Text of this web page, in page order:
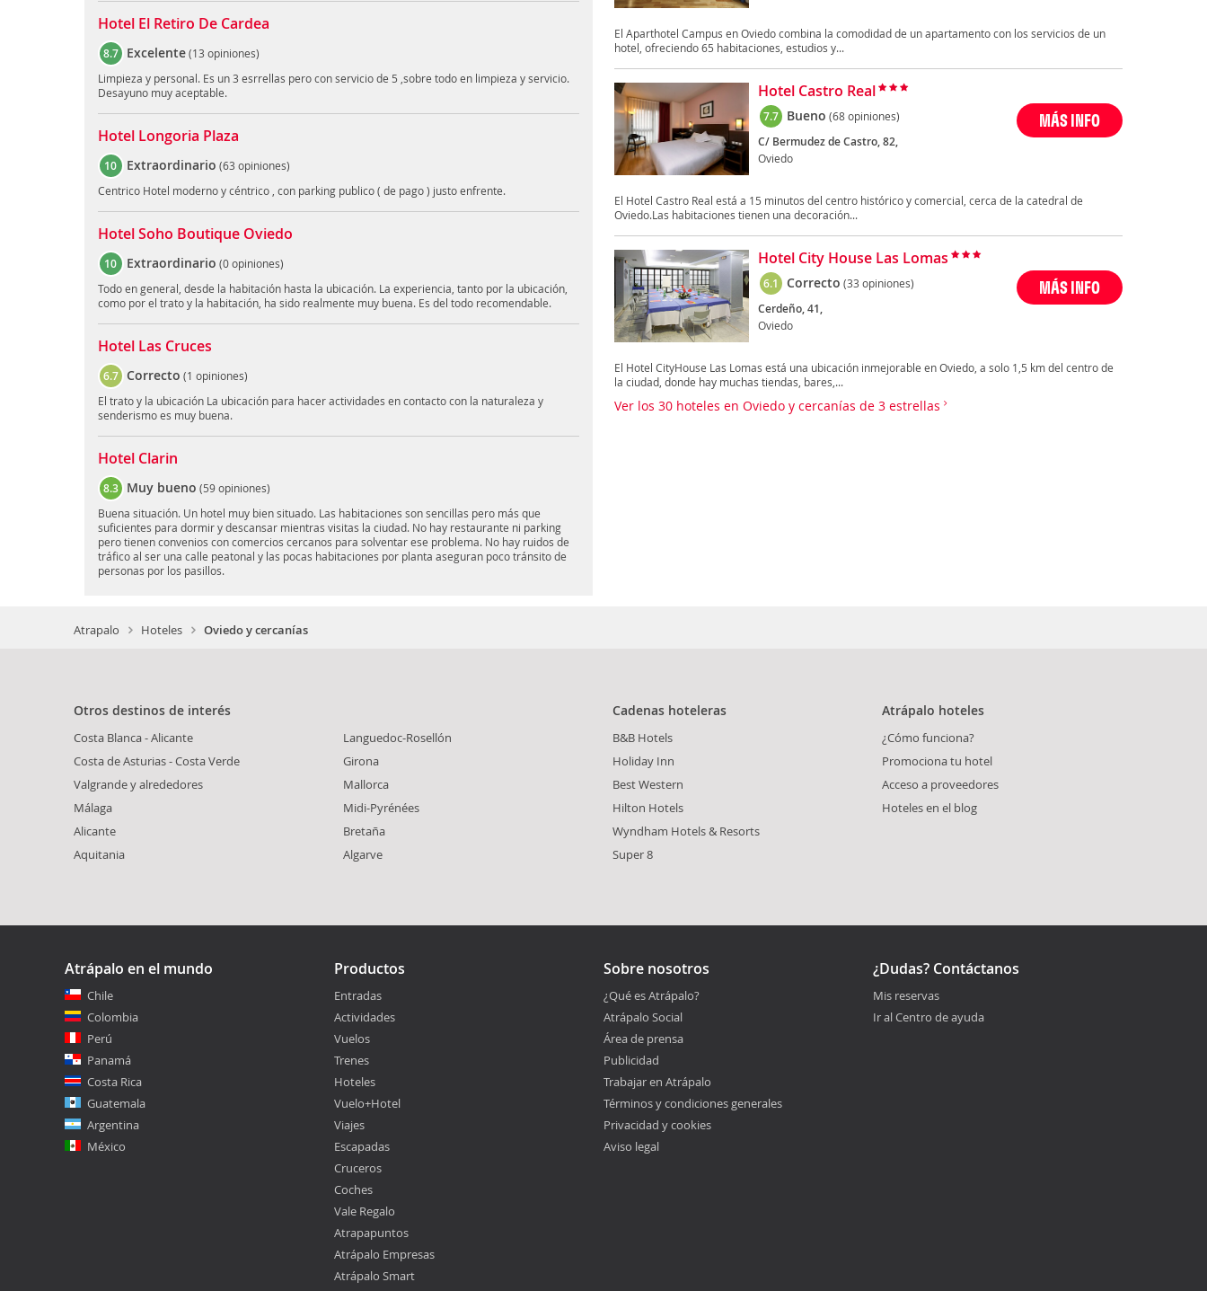
Hotel El Retiro De Cardea
8.7 Excelente(13 opiniones)
Limpieza y personal. Es un 3 esrrellas pero con servicio de 5 ,sobre todo en limpieza y servicio.
Desayuno muy aceptable.
Hotel Longoria Plaza
10 Extraordinario (63 opiniones)
Centrico Hotel moderno y céntrico , con parking publico ( de pago ) justo enfrente.
Hotel Soho Boutique Oviedo
10 Extraordinario (0 opiniones)
Todo en general, desde la habitación hasta la ubicación. La experiencia, tanto por la ubicación,
como por el trato y la habitación, ha sido realmente muy buena. Es del todo recomendable.
Hotel Las Cruces
6.7 Correcto (1 opiniones)
El trato y la ubicación La ubicación para hacer actividades en contacto con la naturaleza y
senderismo es muy buena.
Hotel Clarin
8.3 Muy bueno (59 opiniones)
Buena situación. Un hotel muy bien situado. Las habitaciones son sencillas pero más que
suficientes para dormir y descansar mientras visitas la ciudad. No hay restaurante ni parking
pero tienen convenios con comercios cercanos para solventar ese problema. No hay ruidos de
tráfico al ser una calle peatonal y las pocas habitaciones por planta aseguran poco tránsito de
personas por los pasillos.
El Aparthotel Campus en Oviedo combina la comodidad de un apartamento con los servicios de un
hotel, ofreciendo 65 habitaciones, estudios y...
Hotel Castro Real
7.7 Bueno (68 opiniones)
C/ Bermudez de Castro, 82,
Oviedo
MÁS INFO
El Hotel Castro Real está a 15 minutos del centro histórico y comercial, cerca de la catedral de
Oviedo.Las habitaciones tienen una decoración...
Hotel City House Las Lomas
6.1 Correcto (33 opiniones)
Cerdeño, 41,
Oviedo
MÁS INFO
El Hotel CityHouse Las Lomas está una ubicación inmejorable en Oviedo, a solo 1,5 km del centro de
la ciudad, donde hay muchas tiendas, bares,...
Ver los 30 hoteles en Oviedo y cercanías de 3 estrellas
Atrapalo Hoteles Oviedo y cercanías
Otros destinos de interés
Costa Blanca - Alicante
Costa de Asturias - Costa Verde
Valgrande y alrededores
Málaga
Alicante
Aquitania
Languedoc-Rosellón
Girona
Mallorca
Midi-Pyrénées
Bretaña
Algarve
Cadenas hoteleras
B&B Hotels
Holiday Inn
Best Western
Hilton Hotels
Wyndham Hotels & Resorts
Super 8
Atrápalo hoteles
¿Cómo funciona?
Promociona tu hotel
Acceso a proveedores
Hoteles en el blog
Atrápalo en el mundo
Chile
Colombia
Perú
Panamá
Costa Rica
Guatemala
Argentina
México
Productos
Entradas
Actividades
Vuelos
Trenes
Hoteles
Vuelo+Hotel
Viajes
Escapadas
Cruceros
Coches
Vale Regalo
Atrapapuntos
Atrápalo Empresas
Atrápalo Smart
Sobre nosotros
¿Qué es Atrápalo?
Atrápalo Social
Área de prensa
Publicidad
Trabajar en Atrápalo
Términos y condiciones generales
Privacidad y cookies
Aviso legal
¿Dudas? Contáctanos
Mis reservas
Ir al Centro de ayuda